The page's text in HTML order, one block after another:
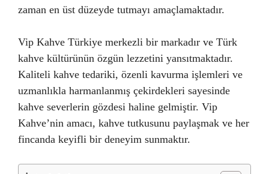
zaman en üst düzeyde tutmayı amaçlamaktadır.
Vip Kahve Türkiye merkezli bir markadır ve Türk
kahve kültürünün özgün lezzetini yansıtmaktadır.
Kaliteli kahve tedariki, özenli kavurma işlemleri ve
uzmanlıkla harmanlanmış çekirdekleri sayesinde
kahve severlerin gözdesi haline gelmiştir. Vip
Kahve’nin amacı, kahve tutkusunu paylaşmak ve her
fincanda keyifli bir deneyim sunmaktır.